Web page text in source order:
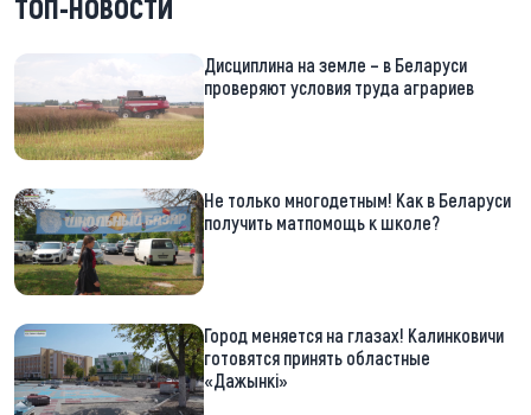
ТОП-НОВОСТИ
Дисциплина на земле – в Беларуси
проверяют условия труда аграриев
Не только многодетным! Как в Беларуси
получить матпомощь к школе?
Город меняется на глазах! Калинковичи
готовятся принять областные
«Дажынкі»